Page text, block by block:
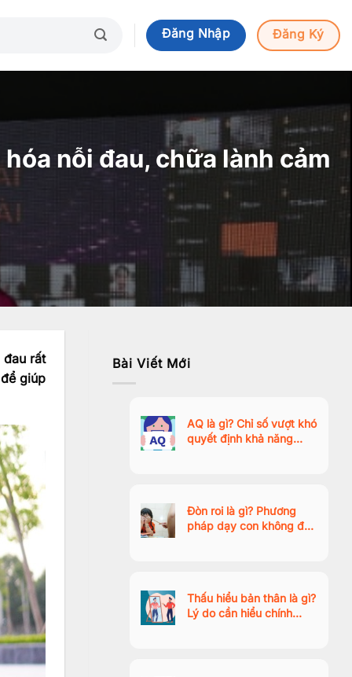
Đăng Nhập Đăng Ký
nỗi đau, chữa lành cảm
rất
giúp
Bài Viết Mới
AQ là gì? Chỉ số vượt khó
quyết định khả năng
Đòn roi là gì? Phương
pháp dạy con không đòn
Thấu hiểu bản thân là gì?
Lý do cần hiểu chính